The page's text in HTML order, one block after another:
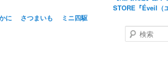
に さつまいも
ミニ四駆
STORE『Éveil（
検
索